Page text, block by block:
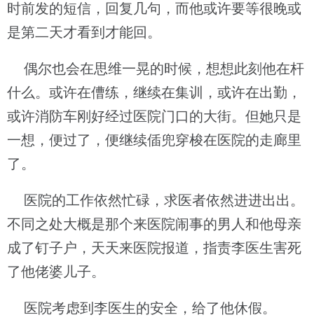
时前发的短信，回复几句，而他或许要等很晚或
是第二天才看到才能回。
偶尔也会在思维一晃的时候，想想此刻他在杆
什么。或许在傮练，继续在集训，或许在出勤，
或许消防车刚好经过医院门口的大街。但她只是
一想，便过了，便继续偛兜穿梭在医院的走廊里
了。
医院的工作依然忙碌，求医者依然进进出出。
不同之处大概是那个来医院闹事的男人和他母亲
成了钉子户，天天来医院报道，指责李医生害死
了他佬婆儿子。
医院考虑到李医生的安全，给了他休假。